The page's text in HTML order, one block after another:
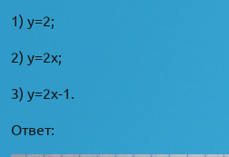
1) y=2;
2) у=2х;
3) у=2х-1.
Ответ: